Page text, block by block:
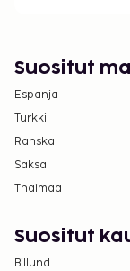
Suositut
Espanja
Turkki
Ranska
Saksa
Thaimaa
Suositut
Billund